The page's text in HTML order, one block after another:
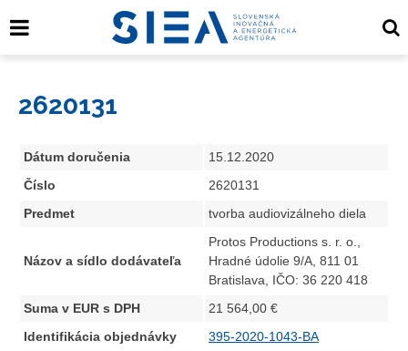
2620131
Dátum doručenia
15.12.2020
Číslo
2620131
Predmet
tvorba audiovizálneho diela
Názov a sídlo dodávateľa
Protos Productions s. r. o.,
Hradné údolie 9/A, 811 01
Bratislava, IČO: 36 220 418
Suma v EUR s DPH
21 564,00 €
Identifikácia objednávky
395-2020-1043-BA